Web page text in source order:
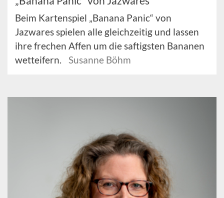
Beim Kartenspiel „Banana Panic“ von
Jazwares spielen alle gleichzeitig und lassen
ihre frechen Affen um die saftigsten Bananen
wetteifern.
Susanne Böhm